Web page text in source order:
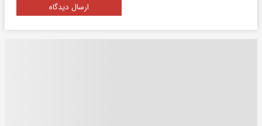
ارسال دیدگاه